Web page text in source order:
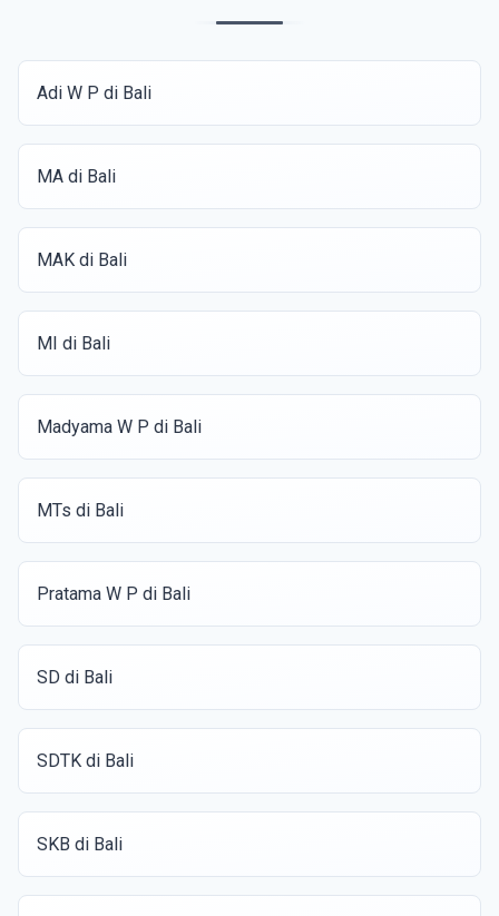
Adi W P di Bali
MA di Bali
MAK di Bali
MI di Bali
Madyama W P di Bali
MTs di Bali
Pratama W P di Bali
SD di Bali
SDTK di Bali
SKB di Bali